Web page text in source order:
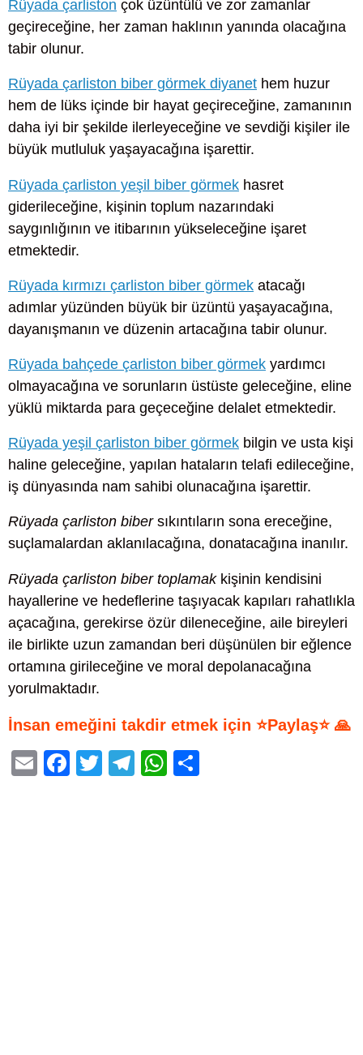
Rüyada çarliston çok üzüntülü ve zor zamanlar
geçireceğine, her zaman haklının yanında olacağına
tabir olunur.
Rüyada çarliston biber görmek diyanet hem huzur
hem de lüks içinde bir hayat geçireceğine, zamanının
daha iyi bir şekilde ilerleyeceğine ve sevdiği kişiler ile
büyük mutluluk yaşayacağına işarettir.
Rüyada çarliston yeşil biber görmek hasret
giderileceğine, kişinin toplum nazarındaki
saygınlığının ve itibarının yükseleceğine işaret
etmektedir.
Rüyada kırmızı çarliston biber görmek atacağı
adımlar yüzünden büyük bir üzüntü yaşayacağına,
dayanışmanın ve düzenin artacağına tabir olunur.
Rüyada bahçede çarliston biber görmek yardımcı
olmayacağına ve sorunların üstüste geleceğine, eline
yüklü miktarda para geçeceğine delalet etmektedir.
Rüyada yeşil çarliston biber görmek bilgin ve usta kişi
haline geleceğine, yapılan hataların telafi edileceğine,
iş dünyasında nam sahibi olunacağına işarettir.
Rüyada çarliston bibersıkıntıların sona ereceğine,
suçlamalardan aklanılacağına, donatacağına inanılır.
Rüyada çarliston biber toplamakkişinin kendisini
hayallerine ve hedeflerine taşıyacak kapıları rahatlıkla
açacağına, gerekirse özür dileneceğine, aile bireyleri
ile birlikte uzun zamandan beri düşünülen bir eğlence
ortamına girileceğine ve moral depolanacağına
yorulmaktadır.
İnsan emeğini takdir etmek için ⭐Paylaş⭐ 🙏
E
F
T
T
W